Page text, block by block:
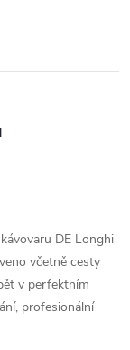
DE Longhi
včetně cesty
v perfektním
profesionální